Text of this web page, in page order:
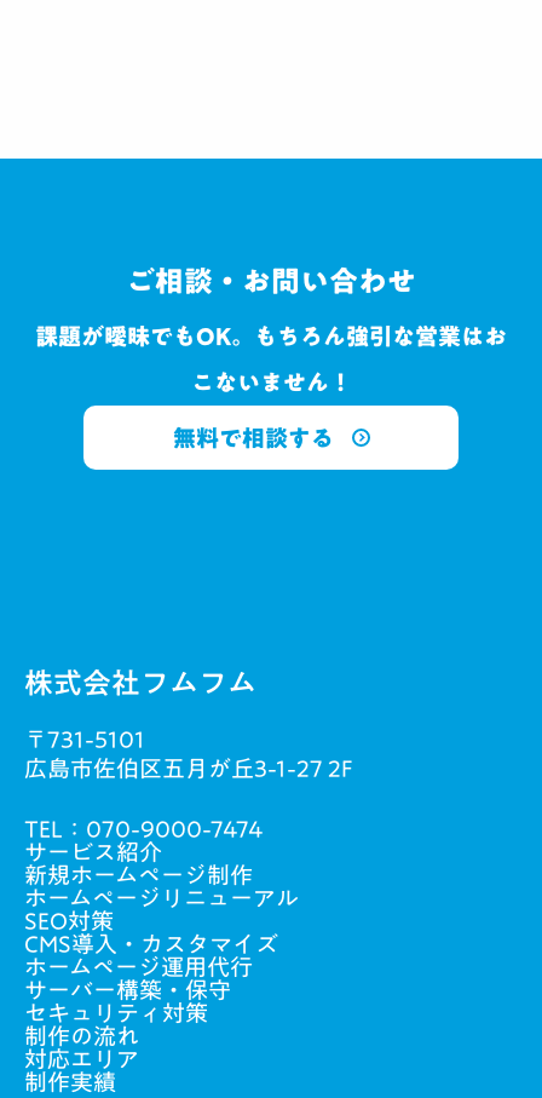
ご相談・お問い合わせ
課題が曖昧でもOK。もちろん強引な営業はお
こないません！
無料で相談する
株式会社フムフム
〒731-5101
広島市佐伯区五月が丘3-1-27 2F
TEL： 070-9000-7474
サービス紹介
新規ホームページ制作
ホームページリニューアル
SEO対策
CMS導入・カスタマイズ
ホームページ運用代行
サーバー構築・保守
セキュリティ対策
制作の流れ
対応エリア
制作実績